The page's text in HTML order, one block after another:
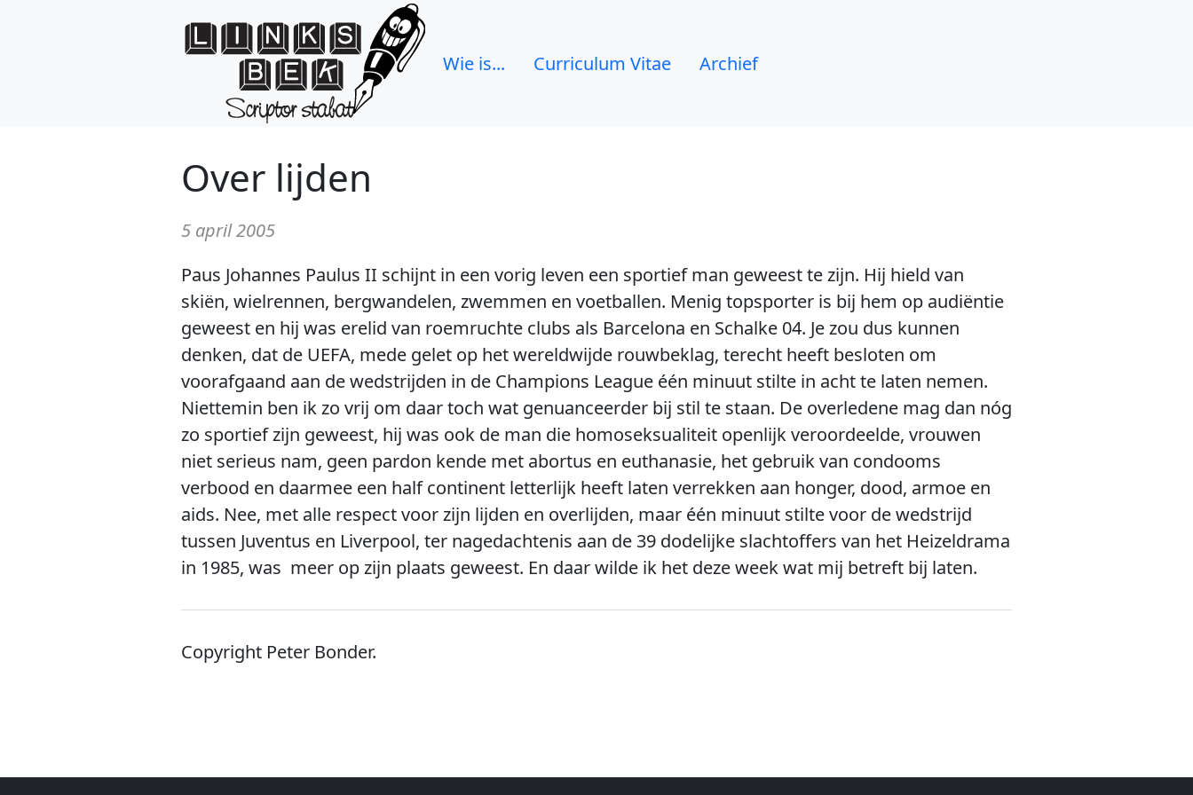
Wie is... Curriculum Vitae Archief
Over lijden
5 april 2005
Paus Johannes Paulus II schijnt in een vorig leven een sportief man geweest te zijn. Hij hield van
skiën, wielrennen, bergwandelen, zwemmen en voetballen. Menig topsporter is bij hem op audiëntie
geweest en hij was erelid van roemruchte clubs als Barcelona en Schalke 04. Je zou dus kunnen
denken, dat de UEFA, mede gelet op het wereldwijde rouwbeklag, terecht heeft besloten om
voorafgaand aan de wedstrijden in de Champions League één minuut stilte in acht te laten nemen.
Niettemin ben ik zo vrij om daar toch wat genuanceerder bij stil te staan. De overledene mag dan nóg
zo sportief zijn geweest, hij was ook de man die homoseksualiteit openlijk veroordeelde, vrouwen
niet serieus nam, geen pardon kende met abortus en euthanasie, het gebruik van condooms
verbood en daarmee een half continent letterlijk heeft laten verrekken aan honger, dood, armoe en
aids. Nee, met alle respect voor zijn lijden en overlijden, maar één minuut stilte voor de wedstrijd
tussen Juventus en Liverpool, ter nagedachtenis aan de 39 dodelijke slachtoffers van het Heizeldrama
in 1985, was meer op zijn plaats geweest. En daar wilde ik het deze week wat mij betreft bij laten.
Copyright Peter Bonder.